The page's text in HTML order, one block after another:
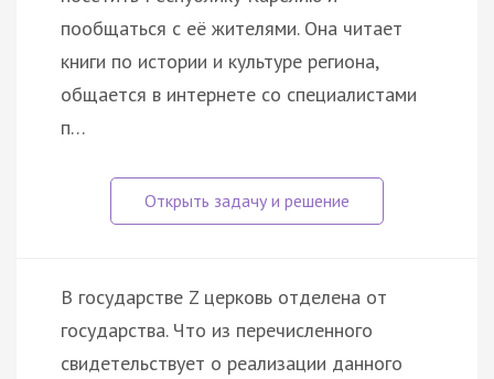
пообщаться с её жителями. Она читает
книги по истории и культуре региона,
общается в интернете со специалистами
п…
В государстве Z церковь отделена от
государства. Что из перечисленного
свидетельствует о реализации данного